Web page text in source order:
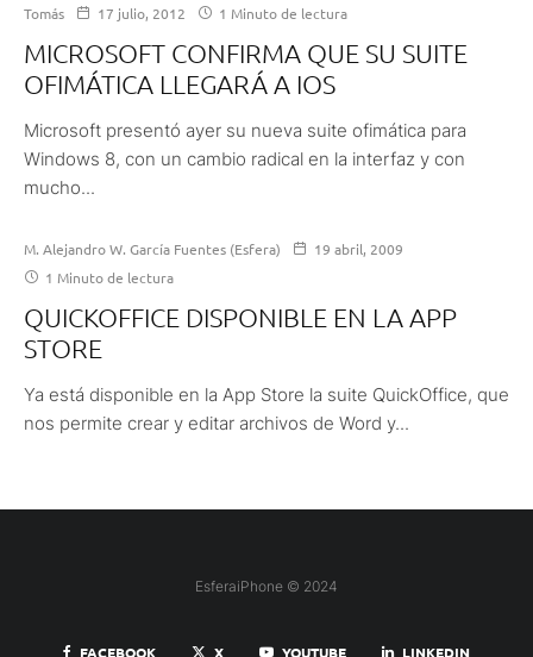
Tomás 17 julio, 2012 1 Minuto de lectura
MICROSOFT CONFIRMA QUE SU SUITE
OFIMÁTICA LLEGARÁ A IOS
Microsoft presentó ayer su nueva suite ofimática para
Windows 8, con un cambio radical en la interfaz y con
mucho...
M. Alejandro W. García Fuentes (Esfera)
19 abril, 2009
1 Minuto de lectura
QUICKOFFICE DISPONIBLE EN LA APP
STORE
Ya está disponible en la App Store la suite QuickOffice, que
nos permite crear y editar archivos de Word y...
EsferaiPhone © 2024
FACEBOOK X YOUTUBE LINKEDIN